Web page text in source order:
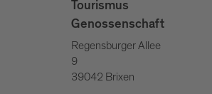
Tourismus
Genossenschaft
Regensburger Allee
9
39042 Brixen